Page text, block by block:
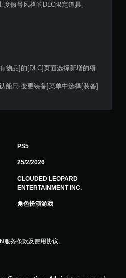
）
假号风格的DLC限定道具。
物品]的[DLC]页面选择新增的项
船只·变更装备]菜单中选择[装备]
PS5
25/2/2026
CLOUDED LEOPARD
ENTERTAINMENT INC.
角色扮演游戏
务条款及使用协议。